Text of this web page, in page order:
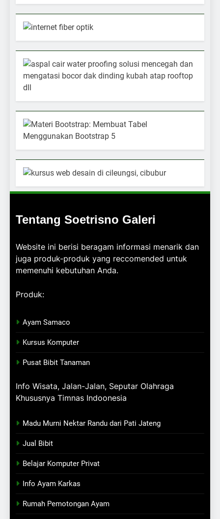
Tentang Soetrisno Galeri
Website ini berisi beragam informasi menarik dan
juga produk-produk yang reccomended untuk
memenuhi kebutuhan Anda.
Produk:
Ayam Samaco
Kursus Komputer
Pusat Bibit Tanaman
Info Wisata, Jalan-Jalan, Seputar Olahraga
Khususnya Timnas Indoonesia
Madu Murni Nektar Randu dari Pati Jateng
Jual Bibit
Belajar Komputer Privat
Info Ayam Karkas
Rumah Pemotongan Ayam